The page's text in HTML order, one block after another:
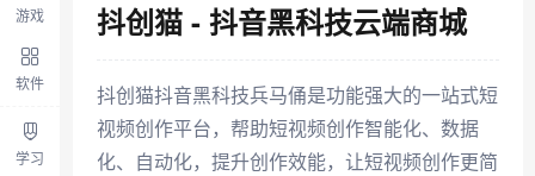
游戏
软件
学习
抖创猫 - 抖音黑科技云端商城
抖创猫抖音黑科技兵马俑是功能强大的一站式短
视频创作平台，帮助短视频创作智能化、数据
化、自动化，提升创作效能，让短视频创作更简